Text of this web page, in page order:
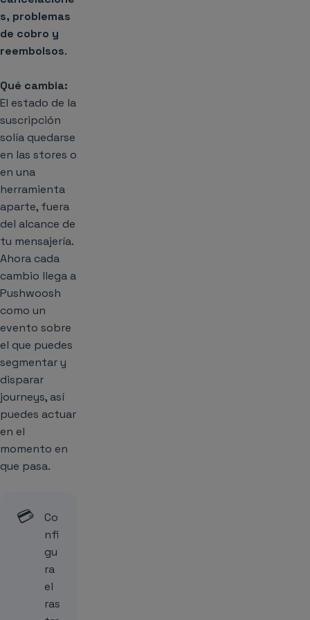
s, problemas
de cobro y
reembolsos.
Qué cambia:
El estado de la
suscripción
solía quedarse
en las stores o
en una
herramienta
aparte, fuera
del alcance de
tu mensajería.
Ahora cada
cambio llega a
Pushwoosh
como un
evento sobre
el que puedes
segmentar y
disparar
journeys, así
puedes actuar
en el
momento en
que pasa.
💳
Co
nfi
gu
ra
el
ras